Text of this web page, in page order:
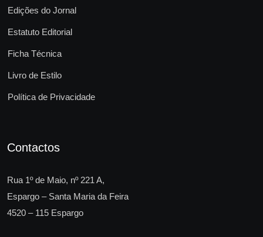
Edições do Jornal
Estatuto Editorial
Ficha Técnica
Livro de Estilo
Política de Privacidade
Contactos
Rua 1º de Maio, nº 221 A,
Espargo – Santa Maria da Feira
4520 – 115 Espargo